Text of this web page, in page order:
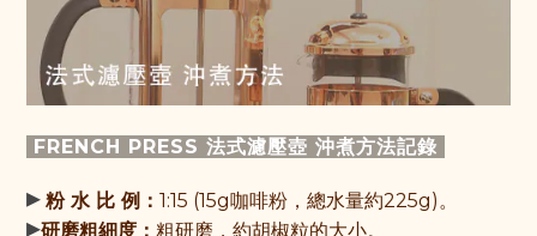
FRENCH PRESS 法式濾壓壺 沖煮方法記錄
▸ 粉 水 比 例： 1:15 (15g咖啡粉，總水量約225g)。
▸研磨粗細度： 粗研磨，約胡椒粒的大小。